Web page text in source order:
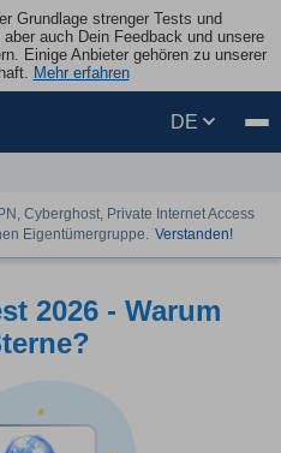
Grundlage strenger Tests und
auch Dein Feedback und unsere
Einige Anbieter gehören zu unserer
Mehr erfahren
DE
Cyberghost, Private Internet Access
Eigentümergruppe. Verstanden!
2026 - Warum